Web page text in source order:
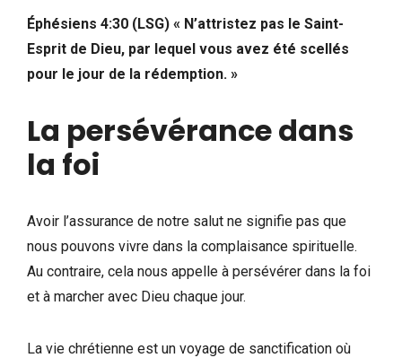
Éphésiens 4:30 (LSG) « N’attristez pas le Saint-
Esprit de Dieu, par lequel vous avez été scellés
pour le jour de la rédemption. »
La persévérance dans
la foi
Avoir l’assurance de notre salut ne signifie pas que
nous pouvons vivre dans la complaisance spirituelle.
Au contraire, cela nous appelle à persévérer dans la foi
et à marcher avec Dieu chaque jour.
La vie chrétienne est un voyage de sanctification où